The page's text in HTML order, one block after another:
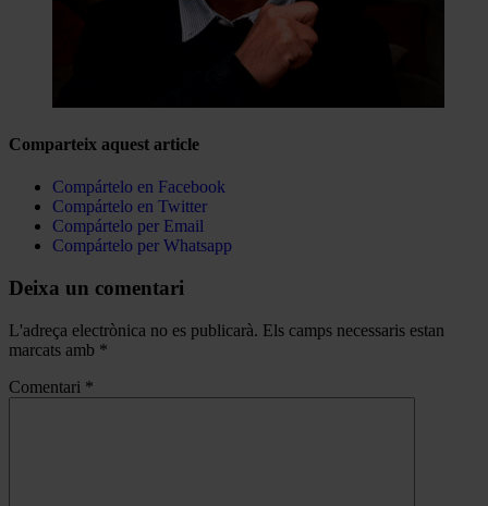
Comparteix aquest article
Compártelo en Facebook
Compártelo en Twitter
Compártelo per Email
Compártelo per Whatsapp
Deixa un comentari
L'adreça electrònica no es publicarà. Els camps necessaris estan
marcats amb *
Comentari *